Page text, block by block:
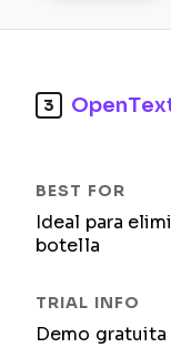
3
Ideal para
botella
Demo